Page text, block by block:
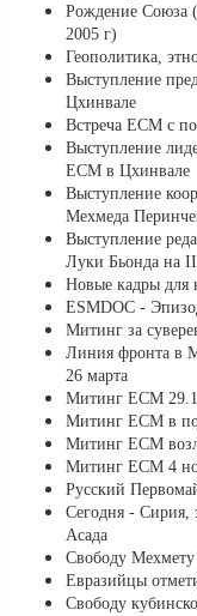
Рождение Союза
2005 г)
Геополитика,
Выступление
Цхинвале
Встреча ЕСМ с
Выступление
ЕСМ в Цхинвале
Выступление
Мехмеда
Выступление
Луки Бьонда на
Новые кадры для
ESMDOC -
Митинг за
Линия фронта в
26 марта
Митинг ЕСМ
Митинг ЕСМ в
Митинг ЕСМ
Митинг ЕСМ 4
Русский
Сегодня - Сирия,
Асада
Свободу
Евразийцы
Свободу